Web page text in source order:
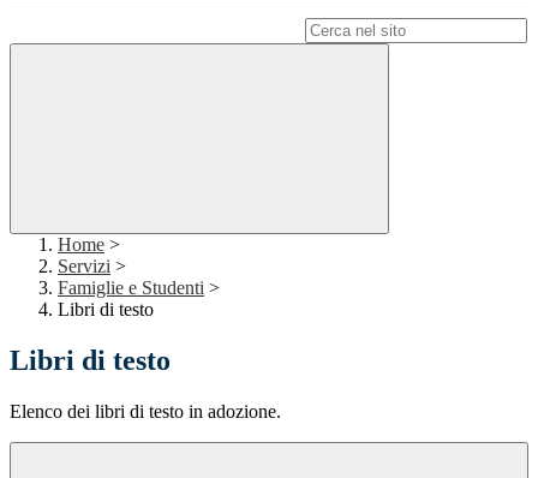
Home >
Servizi >
Famiglie e Studenti >
Libri di testo
Libri di testo
Elenco dei libri di testo in adozione.